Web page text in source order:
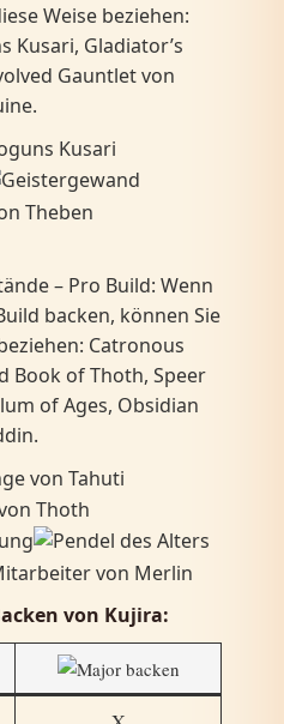
Weise beziehen:
Kusari, Gladiator’s
Gauntlet von
– Pro Build: Wenn
backen, können Sie
Catronous
Book of Thoth, Speer
of Ages, Obsidian
von Kujira: